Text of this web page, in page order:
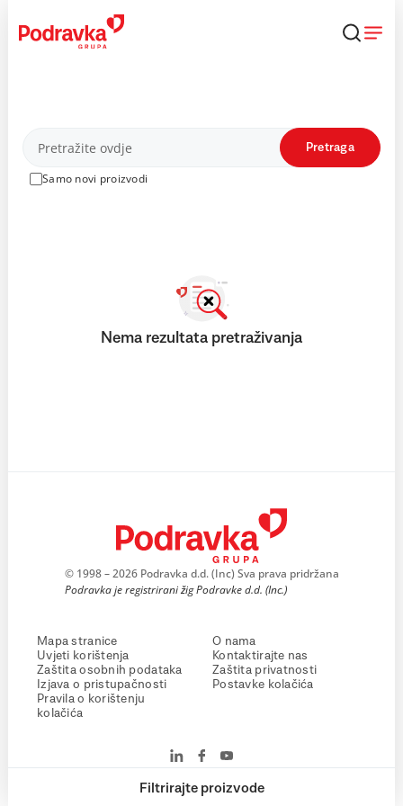
content
Proizvodi
Samo novi proizvodi
Pretraga
Filtrirajte proizvode
Nema rezultata pretraživanja
© 1998 – 2026 Podravka d.d. (Inc) Sva prava pridržana
Podravka je registrirani žig Podravke d.d. (Inc.)
Mapa stranice
Uvjeti korištenja
Zaštita osobnih podataka
Izjava o pristupačnosti
Pravila o korištenju
kolačića
O nama
Kontaktirajte nas
Zaštita privatnosti
Postavke kolačića